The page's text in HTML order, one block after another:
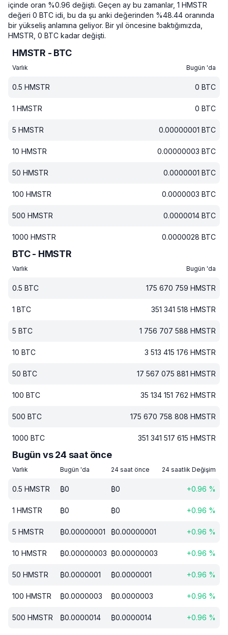
içinde oran %0.96 değişti. Geçen ay bu zamanlar, 1 HMSTR
değeri 0 BTC idi, bu da şu anki değerinden %48.44 oranında
bir yükseliş anlamına geliyor. Bir yıl öncesine baktığımızda,
HMSTR, 0 BTC kadar değişti.
HMSTR - BTC
Varlık Bugün 'da
0.5 HMSTR 0 BTC
1 HMSTR 0 BTC
5 HMSTR 0.00000001 BTC
10 HMSTR 0.00000003 BTC
50 HMSTR 0.0000001 BTC
100 HMSTR 0.0000003 BTC
500 HMSTR 0.0000014 BTC
1000 HMSTR 0.0000028 BTC
BTC - HMSTR
Varlık Bugün 'da
0.5 BTC 175 670 759 HMSTR
1 BTC 351 341 518 HMSTR
5 BTC 1 756 707 588 HMSTR
10 BTC 3 513 415 176 HMSTR
50 BTC 17 567 075 881 HMSTR
100 BTC 35 134 151 762 HMSTR
500 BTC 175 670 758 808 HMSTR
1000 BTC 351 341 517 615 HMSTR
Bugün vs 24 saat önce
Varlık Bugün 'da 24 saat önce 24 saatlik Değişim
0.5 HMSTR ₿0 ₿0 +0.96 %
1 HMSTR ₿0 ₿0 +0.96 %
5 HMSTR ₿0.00000001 ₿0.00000001 +0.96 %
10 HMSTR ₿0.00000003 ₿0.00000003 +0.96 %
50 HMSTR ₿0.0000001 ₿0.0000001 +0.96 %
100 HMSTR ₿0.0000003 ₿0.0000003 +0.96 %
500 HMSTR ₿0.0000014 ₿0.0000014 +0.96 %